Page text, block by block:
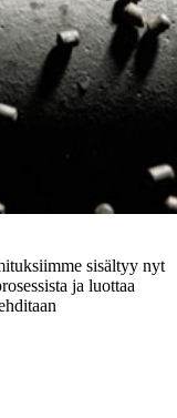
sisältyy nyt
ja luottaa